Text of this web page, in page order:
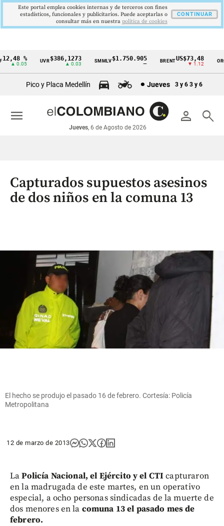
Cintillo
económicos
Colombia
%
▲ 0.05
UVR$386,1273
▲ 0.03
SMMLV$1.750.905 BRENTUS$73,48
▼ 1.12
ORO
Pico y Placa Medellín Jueves 3 y 6 3 y 6
person search
Jueves, 6 de Agosto de 2026
menu
Capturados supuestos asesinos
de dos niños en la comuna 13
El hecho se produjo el pasado 16 de febrero. Cortesía: Policía
Metropolitana
12 de marzo de 2013
LaPolicía Nacional, el Ejército y el CTI capturaron
en la madrugada de este martes, en un operativo
especial, a ocho personas sindicadas de la muerte de
dos menores en la comuna 13 el pasado mes de
febrero.
Este portal emplea cookies internas y de terceros con fines
estadísticos, funcionales y publicitarios. Puede aceptarlas o
consultar más en nuestra politica de cookies
CONTINUAR